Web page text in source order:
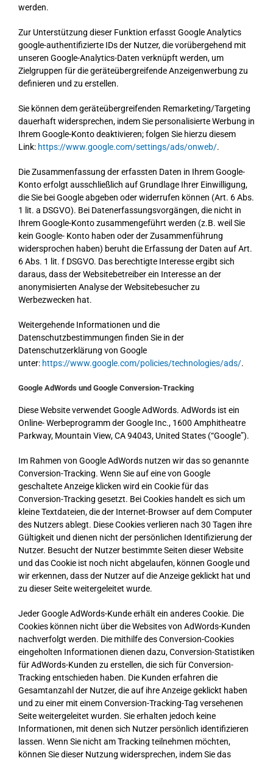
werden.
Zur Unterstützung dieser Funktion erfasst Google Analytics
google-authentifizierte IDs der Nutzer, die vorübergehend mit
unseren Google-Analytics-Daten verknüpft werden, um
Zielgruppen für die geräteübergreifende Anzeigenwerbung zu
definieren und zu erstellen.
Sie können dem geräteübergreifenden Remarketing/Targeting
dauerhaft widersprechen, indem Sie personalisierte Werbung in
Ihrem Google-Konto deaktivieren; folgen Sie hierzu diesem
Link: https://www.google.com/settings/ads/onweb/.
Die Zusammenfassung der erfassten Daten in Ihrem Google-
Konto erfolgt ausschließlich auf Grundlage Ihrer Einwilligung,
die Sie bei Google abgeben oder widerrufen können (Art. 6 Abs.
1 lit. a DSGVO). Bei Datenerfassungsvorgängen, die nicht in
Ihrem Google-Konto zusammengeführt werden (z.B. weil Sie
kein Google- Konto haben oder der Zusammenführung
widersprochen haben) beruht die Erfassung der Daten auf Art.
6 Abs. 1 lit. f DSGVO. Das berechtigte Interesse ergibt sich
daraus, dass der Websitebetreiber ein Interesse an der
anonymisierten Analyse der Websitebesucher zu
Werbezwecken hat.
Weitergehende Informationen und die
Datenschutzbestimmungen finden Sie in der
Datenschutzerklärung von Google
unter: https://www.google.com/policies/technologies/ads/.
Google AdWords und Google Conversion-Tracking
Diese Website verwendet Google AdWords. AdWords ist ein
Online- Werbeprogramm der Google Inc., 1600 Amphitheatre
Parkway, Mountain View, CA 94043, United States (“Google”).
Im Rahmen von Google AdWords nutzen wir das so genannte
Conversion-Tracking. Wenn Sie auf eine von Google
geschaltete Anzeige klicken wird ein Cookie für das
Conversion-Tracking gesetzt. Bei Cookies handelt es sich um
kleine Textdateien, die der Internet-Browser auf dem Computer
des Nutzers ablegt. Diese Cookies verlieren nach 30 Tagen ihre
Gültigkeit und dienen nicht der persönlichen Identifizierung der
Nutzer. Besucht der Nutzer bestimmte Seiten dieser Website
und das Cookie ist noch nicht abgelaufen, können Google und
wir erkennen, dass der Nutzer auf die Anzeige geklickt hat und
zu dieser Seite weitergeleitet wurde.
Jeder Google AdWords-Kunde erhält ein anderes Cookie. Die
Cookies können nicht über die Websites von AdWords-Kunden
nachverfolgt werden. Die mithilfe des Conversion-Cookies
eingeholten Informationen dienen dazu, Conversion-Statistiken
für AdWords-Kunden zu erstellen, die sich für Conversion-
Tracking entschieden haben. Die Kunden erfahren die
Gesamtanzahl der Nutzer, die auf ihre Anzeige geklickt haben
und zu einer mit einem Conversion-Tracking-Tag versehenen
Seite weitergeleitet wurden. Sie erhalten jedoch keine
Informationen, mit denen sich Nutzer persönlich identifizieren
lassen. Wenn Sie nicht am Tracking teilnehmen möchten,
können Sie dieser Nutzung widersprechen, indem Sie das